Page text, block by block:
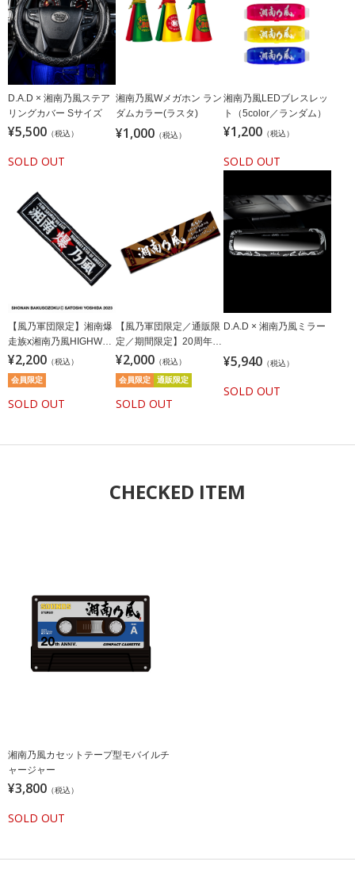
D.A.D × 湘南乃風ステア
リングカバー Sサイズ
¥5,500 （税込）
SOLD OUT
湘南乃風Wメガホン ラン
ダムカラー(ラスタ)
¥1,000 （税込）
湘南乃風LEDブレスレッ
ト（5color／ランダム）
¥1,200 （税込）
SOLD OUT
【風乃軍団限定】湘南爆
走族x湘南乃風HIGHWAY
STAR OF ANGELタオル/
ブラック
¥2,200 （税込）
会員限定
SOLD OUT
【風乃軍団限定／通販限
定／期間限定】20周年記
念湘南乃風タオル／ブラ
ック
¥2,000 （税込）
会員限定 通販限定
SOLD OUT
D.A.D × 湘南乃風ミラー
¥5,940 （税込）
SOLD OUT
CHECKED ITEM
湘南乃風カセットテープ型モバイルチ
ャージャー
¥3,800 （税込）
SOLD OUT